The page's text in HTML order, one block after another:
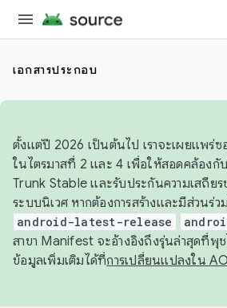
เอกสารประกอบ
ตั้งแต่ปี 2026 เป็นต้นไป เราจะเผยแพร่ซ
ในไตรมาสที่ 2 และ 4 เพื่อให้สอดคล้องกั
Trunk Stable และรับประกันความเสถีย
ระบบนิเวศ หากต้องการสร้างและมีส่วนร่
android-latest-release
สาขา Manifest จะอ้างอิงถึงรุ่นล่าสุดที่พุ
ข้อมูลเพิ่มเติมได้ที่การเปลี่ยนแปลงใน